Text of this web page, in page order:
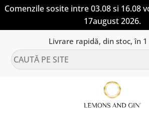
Comenzile sosite intre 03.08 si 16.08
17august 2026.
content
Livrare rapidă, din stoc, în 1
Caută
după: